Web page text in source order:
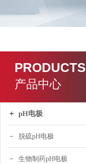
PRODUCTS
产品中心
pH电极
脱硫pH电极
生物制药pH电极